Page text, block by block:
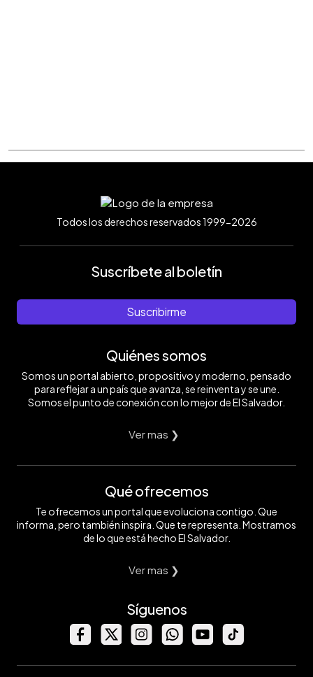
Todos los derechos reservados 1999-2026
Suscríbete al boletín
Suscribirme
Quiénes somos
Somos un portal abierto, propositivo y moderno, pensado
para reflejar a un país que avanza, se reinventa y se une.
Somos el punto de conexión con lo mejor de El Salvador.
Ver mas ❯
Qué ofrecemos
Te ofrecemos un portal que evoluciona contigo. Que
informa, pero también inspira. Que te representa. Mostramos
de lo que está hecho El Salvador.
Ver mas ❯
Síguenos